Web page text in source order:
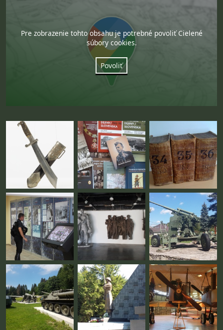
Pre zobrazenie tohto obsahu je potrebné povoliť Cielené
súbory cookies.
Povoliť
Fotogaléria